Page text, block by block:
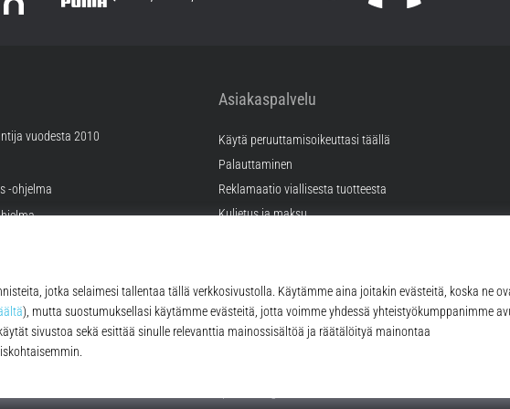
vuodesta 2010
-ohjelma
Asiakaspalvelu
Käytä peruuttamisoikeuttasi täällä
Palauttaminen
Reklamaatio viallisesta tuotteesta
Kuljetus ja maksu
FAQ
Tietosuojakäytäntö